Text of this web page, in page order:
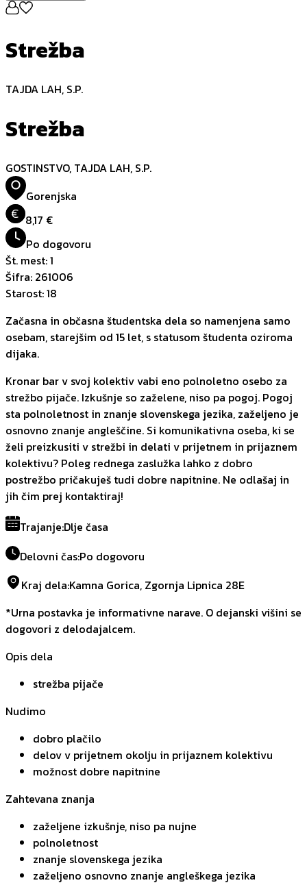
Strežba
TAJDA LAH, S.P.
Strežba
GOSTINSTVO, TAJDA LAH, S.P.
Gorenjska
€ 8,17 €
Po dogovoru
Št. mest:1
Šifra: 261006
Starost:18
Začasna in občasna študentska dela so namenjena samo
osebam, starejšim od 15 let, s statusom študenta oziroma
dijaka.
Kronar bar v svoj kolektiv vabi eno polnoletno osebo za
strežbo pijače. Izkušnje so zaželene, niso pa pogoj. Pogoj
sta polnoletnost in znanje slovenskega jezika, zaželjeno je
osnovno znanje angleščine. Si komunikativna oseba, ki se
želi preizkusiti v strežbi in delati v prijetnem in prijaznem
kolektivu? Poleg rednega zaslužka lahko z dobro
postrežbo pričakuješ tudi dobre napitnine. Ne odlašaj in
jih čim prej kontaktiraj!
Trajanje:Dlje časa
Delovni čas:Po dogovoru
Kraj dela:Kamna Gorica, Zgornja Lipnica 28E
*Urna postavka je informativne narave. O dejanski višini se
dogovori z delodajalcem.
Opis dela
strežba pijače
Nudimo
dobro plačilo
delov v prijetnem okolju in prijaznem kolektivu
možnost dobre napitnine
Zahtevana znanja
zaželjene izkušnje, niso pa nujne
polnoletnost
znanje slovenskega jezika
zaželjeno osnovno znanje angleškega jezika